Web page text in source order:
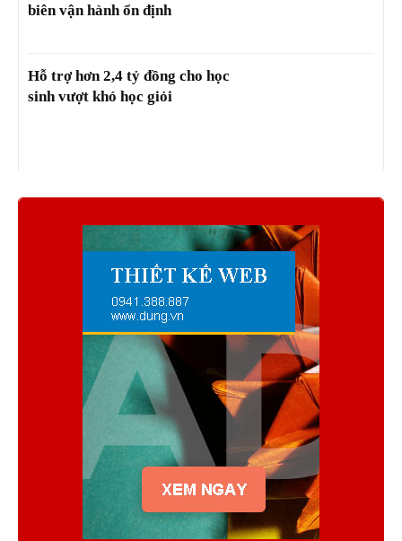
biên vận hành ổn định
Hỗ trợ hơn 2,4 tỷ đồng cho học
sinh vượt khó học giỏi